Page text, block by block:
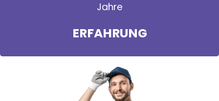
Jahre
ERFAHRUNG